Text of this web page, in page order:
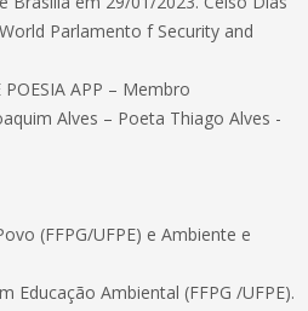
Parlamento f Security and
POESIA APP – Membro
Alves – Poeta Thiago Alves -
(FFPG/UFPE) e Ambiente e
Educação Ambiental (FFPG /UFPE).